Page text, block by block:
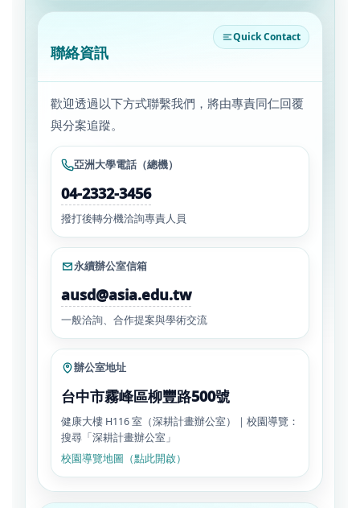
聯絡資訊
Quick Contact
歡迎透過以下方式聯繫我們，將由專責同仁回覆
與分案追蹤。
亞洲大學電話（總機）
04-2332-3456
撥打後轉分機洽詢專責人員
永續辦公室信箱
ausd@asia.edu.tw
一般洽詢、合作提案與學術交流
辦公室地址
台中市霧峰區柳豐路500號
健康大樓 H116 室（深耕計畫辦公室）｜校園導覽：
搜尋「深耕計畫辦公室」
校園導覽地圖（點此開啟）